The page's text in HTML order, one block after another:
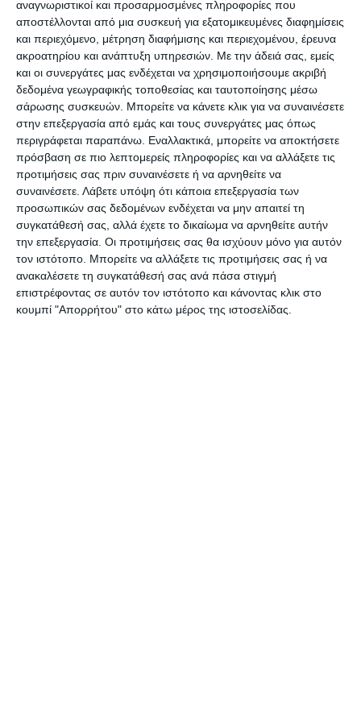
αναγνωριστικοί και προσαρμοσμένες πληροφορίες που
αποστέλλονται από μια συσκευή για εξατομικευμένες διαφημίσεις
και περιεχόμενο, μέτρηση διαφήμισης και περιεχομένου, έρευνα
ακροατηρίου και ανάπτυξη υπηρεσιών. Με την άδειά σας, εμείς
και οι συνεργάτες μας ενδέχεται να χρησιμοποιήσουμε ακριβή
δεδομένα γεωγραφικής τοποθεσίας και ταυτοποίησης μέσω
σάρωσης συσκευών. Μπορείτε να κάνετε κλικ για να συναινέσετε
στην επεξεργασία από εμάς και τους συνεργάτες μας όπως
περιγράφεται παραπάνω. Εναλλακτικά, μπορείτε να αποκτήσετε
πρόσβαση σε πιο λεπτομερείς πληροφορίες και να αλλάξετε τις
προτιμήσεις σας πριν συναινέσετε ή να αρνηθείτε να
συναινέσετε. Λάβετε υπόψη ότι κάποια επεξεργασία των
προσωπικών σας δεδομένων ενδέχεται να μην απαιτεί τη
συγκατάθεσή σας, αλλά έχετε το δικαίωμα να αρνηθείτε αυτήν
την επεξεργασία. Οι προτιμήσεις σας θα ισχύουν μόνο για αυτόν
τον ιστότοπο. Μπορείτε να αλλάξετε τις προτιμήσεις σας ή να
ανακαλέσετε τη συγκατάθεσή σας ανά πάσα στιγμή
επιστρέφοντας σε αυτόν τον ιστότοπο και κάνοντας κλικ στο
κουμπί "Απορρήτου" στο κάτω μέρος της ιστοσελίδας.
Σεπτεμβρίου.
Η αποστολή πραγματοποιείται στο πλαίσιο του
ερευνητικού Προγράμματος ΕΣΠΑ από την
Περιφέρεια Ιονίων Νήσων και του Εθνικού και
Καποδιστριακού Πανεπιστημίου Αθηνών και
αφορά στη θωράκιση των περιοχών της
Περιφέρειας από φυσικούς κινδύνους.
Η ερευνητική ομάδα την Τρίτη, 18 και Τετάρτη, 19
Σεπτεμβρίου (σήμερα και αύριο δηλαδή) θα
πραγματοποιήσει εξειδικευμένες έρευνες με
χρήση Μη Επανδρωμένων Αεροσκαφών (UAV) και
οργάνων αποτύπωσης αναγλύφου υψηλής